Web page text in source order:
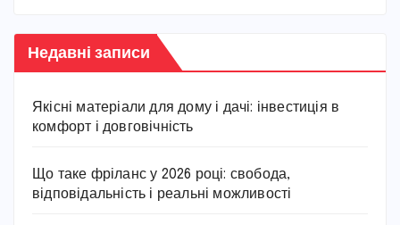
Недавні записи
Якісні матеріали для дому і дачі: інвестиція в
комфорт і довговічність
Що таке фріланс у 2026 році: свобода,
відповідальність і реальні можливості